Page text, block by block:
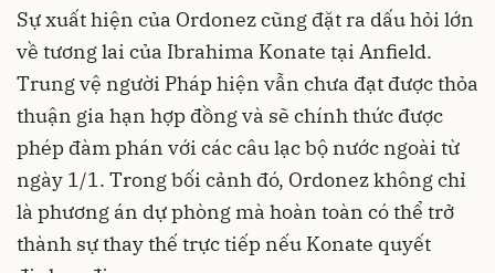
Sự xuất hiện của Ordonez cũng đặt ra dấu hỏi lớn
về tương lai của Ibrahima Konate tại Anfield.
Trung vệ người Pháp hiện vẫn chưa đạt được thỏa
thuận gia hạn hợp đồng và sẽ chính thức được
phép đàm phán với các câu lạc bộ nước ngoài từ
ngày 1/1. Trong bối cảnh đó, Ordonez không chỉ
là phương án dự phòng mà hoàn toàn có thể trở
thành sự thay thế trực tiếp nếu Konate quyết